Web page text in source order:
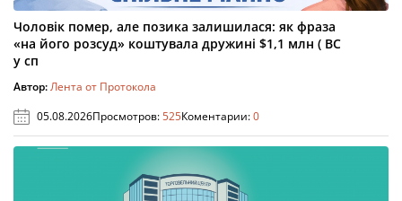
Чоловік помер, але позика залишилася: як фраза
«на його розсуд» коштувала дружині $1,1 млн ( ВС
у сп
Автор:Лента от Протокола
05.08.2026Просмотров:525Коментарии:0